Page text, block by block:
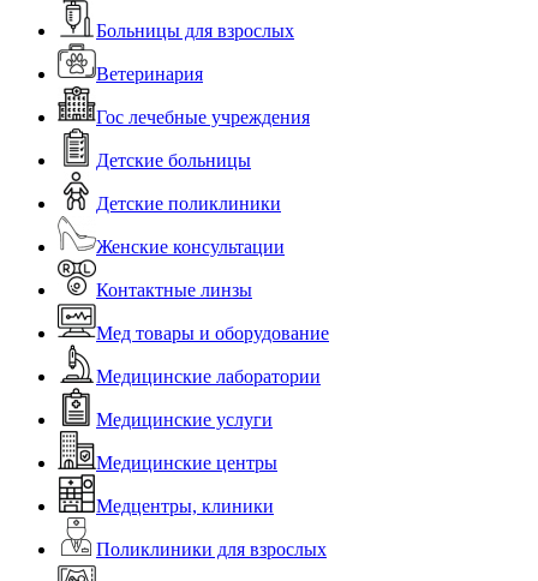
Больницы для взрослых
Ветеринария
Гос лечебные учреждения
Детские больницы
Детские поликлиники
Женские консультации
Контактные линзы
Мед товары и оборудование
Медицинские лаборатории
Медицинские услуги
Медицинские центры
Медцентры, клиники
Поликлиники для взрослых